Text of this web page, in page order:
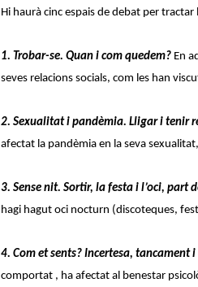
Hi haurà cinc espais de debat per
1. Trobar-se. Quan i com quedem? En
seves relacions socials, com les han
2. Sexualitat i pandèmia. Lligar i tenir
afectat la pandèmia en la seva
3. Sense nit. Sortir, la festa i l’oci, part
hagi hagut oci nocturn (discoteques,
4. Com et sents? Incertesa, tancament
comportat , ha afectat al benestar